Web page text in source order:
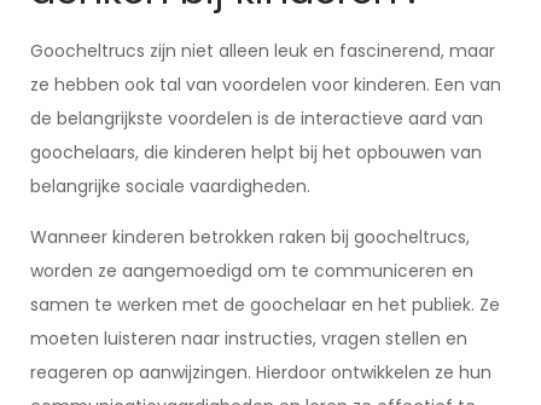
Goocheltrucs zijn niet alleen leuk en fascinerend, maar
ze hebben ook tal van voordelen voor kinderen. Een van
de belangrijkste voordelen is de interactieve aard van
goochelaars, die kinderen helpt bij het opbouwen van
belangrijke sociale vaardigheden.
Wanneer kinderen betrokken raken bij goocheltrucs,
worden ze aangemoedigd om te communiceren en
samen te werken met de goochelaar en het publiek. Ze
moeten luisteren naar instructies, vragen stellen en
reageren op aanwijzingen. Hierdoor ontwikkelen ze hun